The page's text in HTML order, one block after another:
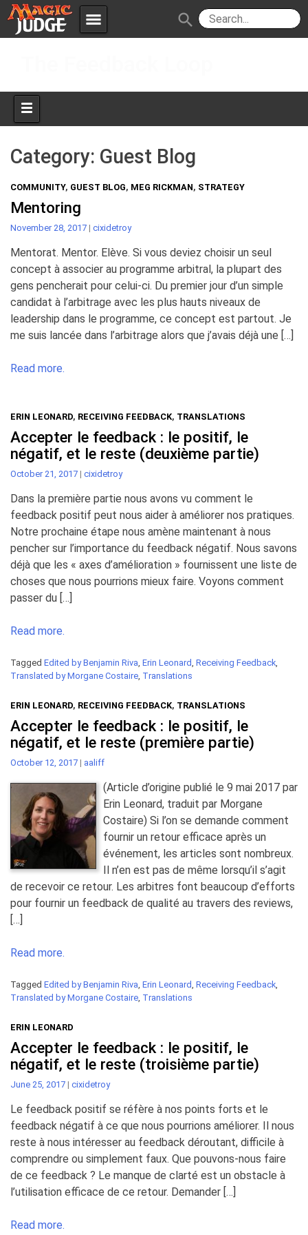
menu
Forum
Judges
Policies IPG
JAR
search
Category: Guest Blog
COMMUNITY, GUEST BLOG, MEG RICKMAN, STRATEGY
Mentoring
November 28, 2017 | cixidetroy
Mentorat. Mentor. Elève. Si vous deviez choisir un seul
concept à associer au programme arbitral, la plupart des
gens pencherait pour celui-ci. Du premier jour d’un simple
candidat à l’arbitrage avec les plus hauts niveaux de
leadership dans le programme, ce concept est partout. Je
me suis lancée dans l’arbitrage alors que j’avais déjà une […]
Read more.
ERIN LEONARD, RECEIVING FEEDBACK, TRANSLATIONS
Accepter le feedback : le positif, le
négatif, et le reste (deuxième partie)
October 21, 2017 | cixidetroy
Dans la première partie nous avons vu comment le
feedback positif peut nous aider à améliorer nos pratiques.
Notre prochaine étape nous amène maintenant à nous
pencher sur l’importance du feedback négatif. Nous savons
déjà que les « axes d’amélioration » fournissent une liste de
choses que nous pourrions mieux faire. Voyons comment
passer du […]
Read more.
Tagged Edited by Benjamin Riva, Erin Leonard, Receiving Feedback,
Translated by Morgane Costaire, Translations
ERIN LEONARD, RECEIVING FEEDBACK, TRANSLATIONS
Accepter le feedback : le positif, le
négatif, et le reste (première partie)
October 12, 2017 | aaliff
(Article d’origine publié le 9 mai 2017 par
Erin Leonard, traduit par Morgane
Costaire) Si l’on se demande comment
fournir un retour efficace après un
événement, les articles sont nombreux.
Il n’en est pas de même lorsqu’il s’agit
de recevoir ce retour. Les arbitres font beaucoup d’efforts
pour fournir un feedback de qualité au travers des reviews,
[…]
Read more.
Tagged Edited by Benjamin Riva, Erin Leonard, Receiving Feedback,
Translated by Morgane Costaire, Translations
ERIN LEONARD
Accepter le feedback : le positif, le
négatif, et le reste (troisième partie)
June 25, 2017 | cixidetroy
Le feedback positif se réfère à nos points forts et le
feedback négatif à ce que nous pourrions améliorer. Il nous
reste à nous intéresser au feedback déroutant, difficile à
comprendre ou simplement faux. Que pouvons-nous faire
de ce feedback ? Le manque de clarté est un obstacle à
l’utilisation efficace de ce retour. Demander […]
Read more.